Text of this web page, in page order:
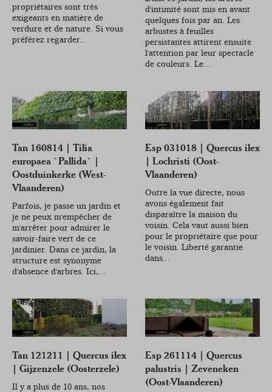
propriétaires sont très
exigeants en matière de
verdure et de nature. Si vous
préférez regarder...
d'intimité sont mis en avant
quelques fois par an. Les
arbustes à feuilles
persistantes attirent ensuite
l'attention par leur spectacle
de couleurs. Le...
Tan 160814 | Tilia
europaea `Pallida` |
Oostduinkerke (West-
Vlaanderen)
Parfois, je passe un jardin et
je ne peux m'empêcher de
m'arrêter pour admirer le
savoir-faire vert de ce
jardinier. Dans ce jardin, la
structure est synonyme
d'absence d'arbres. Ici,...
Esp 031018 | Quercus ilex
| Lochristi (Oost-
Vlaanderen)
Outre la vue directe, nous
avons également fait
disparaître la maison du
voisin. Cela vaut aussi bien
pour le propriétaire que pour
le voisin. Liberté garantie
dans...
Tan 121211 | Quercus ilex
| Gijzenzele (Oosterzele)
Il y a plus de 10 ans, nos
Esp 261114 | Quercus
palustris | Zeveneken
(Oost-Vlaanderen)